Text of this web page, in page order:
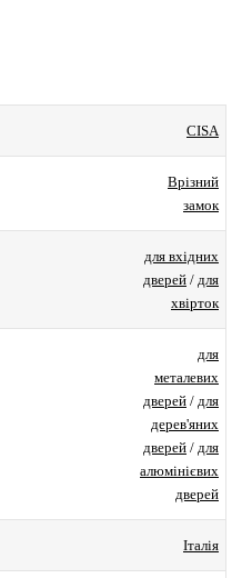
CISA
Врізний
замок
для вхідних
дверей / для
хвірток
для
металевих
дверей / для
дерев'яних
дверей / для
алюмінієвих
дверей
Італія